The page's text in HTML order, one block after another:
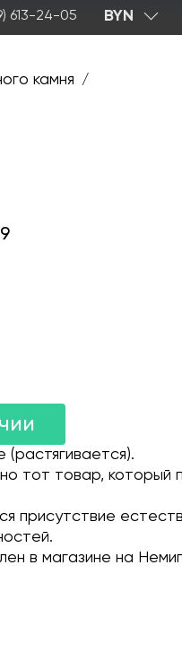
613-24-05 BYN
камня /
(растягивается).
тот товар, который
присутствие
в магазине на